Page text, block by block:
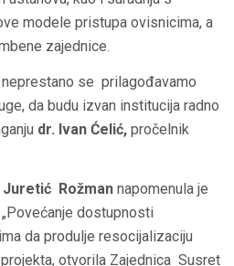
modele pristupa ovisnicima, a
zajednice.
se prilagođavamo
da budu izvan institucija radno
dr. Ivan Ćelić, pročelnik
Juretić Rožman napomenula je
dostupnosti
da produlje resocijalizaciju
otvorila Zajednica Susret